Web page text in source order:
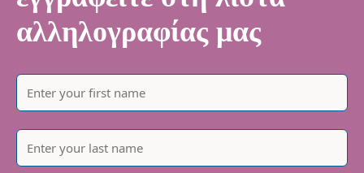
αλληλογραφίας μας